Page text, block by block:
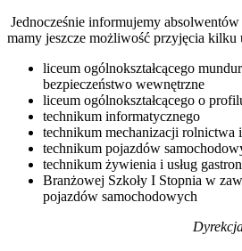
Jednocześnie informujemy
mamy jeszcze możliwość przyjęcia kilku
liceum ogólnokształcącego
bezpieczeństwo wewnętrzne
liceum ogólnokształcącego o
technikum informatycznego
technikum mechanizacji rolnictwa
technikum pojazdów
technikum żywienia i usług
Branżowej Szkoły I Stopnia w
pojazdów samochodowych